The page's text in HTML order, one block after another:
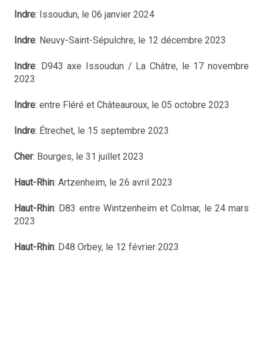
Indre: Issoudun, le 06 janvier 2024
Indre: Neuvy-Saint-Sépulchre, le 12 décembre 2023
Indre: D943 axe Issoudun / La Châtre, le 17 novembre
2023
Indre: entre Fléré et Châteauroux, le 05 octobre 2023
Indre: Étrechet, le 15 septembre 2023
Cher: Bourges, le 31 juillet 2023
Haut-Rhin: Artzenheim, le 26 avril 2023
Haut-Rhin: D83 entre Wintzenheim et Colmar, le 24 mars
2023
Haut-Rhin: D48 Orbey, le 12 février 2023